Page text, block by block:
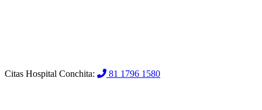
Citas Hospital Conchita: 81 1796 1580